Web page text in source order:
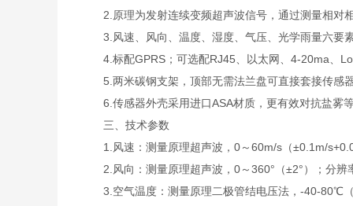
2.原理为发射连续变频超声波信号，通过测量相对
3.风速、风向、温度、湿度、气压、光学雨量六要
4.标配GPRS；可选配RJ45、以太网、4-20ma、
5.两米碳钢支架，顶部无需法兰盘可直接套接传感
6.传感器外壳采用进口ASA材质，更有效对抗盐雾
三、技术参数
1.风速：测量原理超声波，0～60m/s（±0.1m/
2.风向：测量原理超声波，0～360°（±2°）；分辨
3.空气温度：测量原理二极管结电压法，-40-80℃